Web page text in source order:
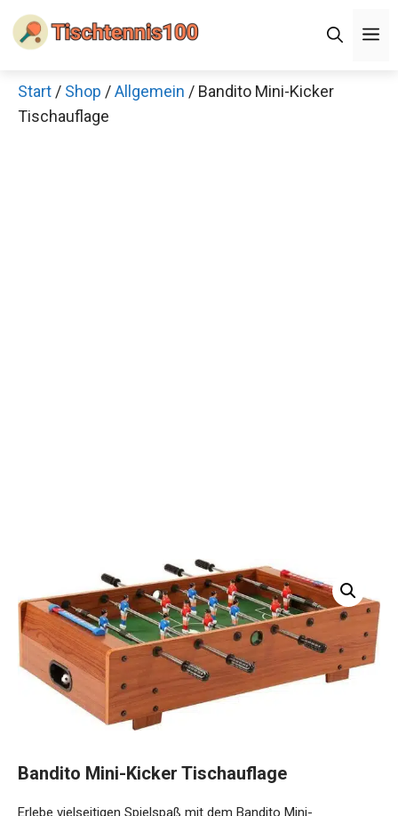
Zum
Inhalt
Start / Shop /Allgemein / Bandito Mini-Kicker
Tischauflage
Bandito Mini-Kicker Tischauflage
Erlebe vielseitigen Spielspaß mit dem Bandito Mini-